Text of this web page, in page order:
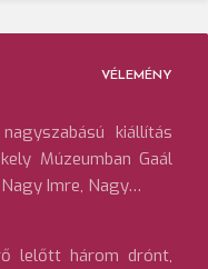
VÉLEMÉNY
kiállítás
Múzeumban Gaál
Imre, Nagy…
lelőtt három drónt,